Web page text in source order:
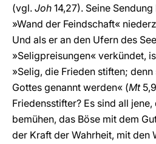
(vgl. Joh 14,27). Seine
»Wand der Feindschaft«
Und als er an den Ufern des
»Seligpreisungen« verkündet,
»Selig, die Frieden stiften;
Gottes genannt werden« (Mt
Friedensstifter? Es sind all
bemühen, das Böse mit dem
der Kraft der Wahrheit, mit den